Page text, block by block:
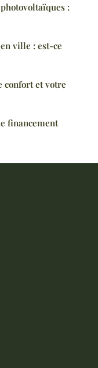
:
ville : est-ce
confort et votre
financement